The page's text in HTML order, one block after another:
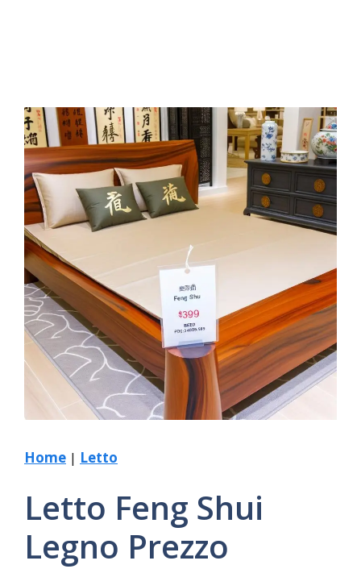
Home | Letto
Letto Feng Shui
Legno Prezzo